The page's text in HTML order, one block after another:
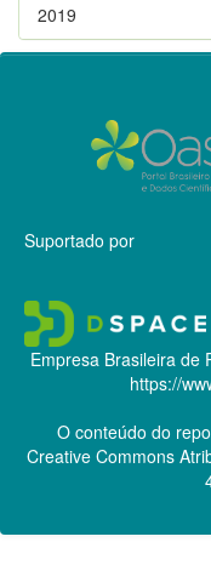
2019
Suportado por
Empresa Brasileira de
https://
O conteúdo do
Creative Commons